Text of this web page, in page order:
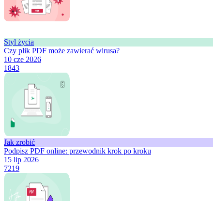
Styl życia
Czy plik PDF może zawierać wirusa?
10 cze 2026
1843
Jak zrobić
Podpisz PDF online: przewodnik krok po kroku
15 lip 2026
7219